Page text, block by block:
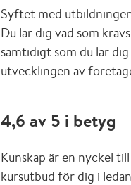
Syftet med
Du lär dig vad som
samtidigt som du lär
utvecklingen av
4,6 av 5 i betyg
Kunskap är en nyckel
kursutbud för dig i